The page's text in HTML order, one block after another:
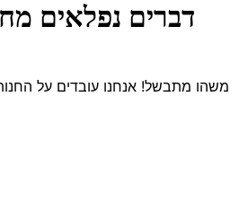
דברים נפלאים
משהו מתבשל! אנחנו עובדים על